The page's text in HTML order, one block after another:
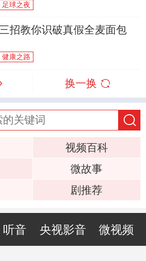
足球之夜
三招教你识破真假全麦面包
健康之路
换一换
视频百科
微故事
剧推荐
听音 央视影音 微视频